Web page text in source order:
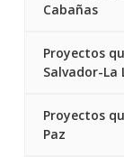
Cabañas
Proyectos
Salvador-La
Proyectos
Paz